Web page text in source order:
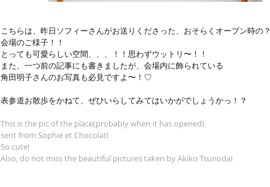
こちらは、昨日ソフィーさんがお送りくださった、おそらくオープン時の？
会場のご様子！！
とっても可愛らしい空間、、、！！思わずウットリ〜！！
また、一つ前の記事にも書きましたが、会場内に飾られている
角田明子さんのお写真も必見ですよ〜！♡
表参道お散歩をかねて、ぜひいらしてみてはいかがでしょうかっ！？
This is the pic of the place(probably when it has opened)
sent from Sophie et Chocolat!
So cute!
Also, do not miss the beautiful pictures taken by Akiko Tsunoda!